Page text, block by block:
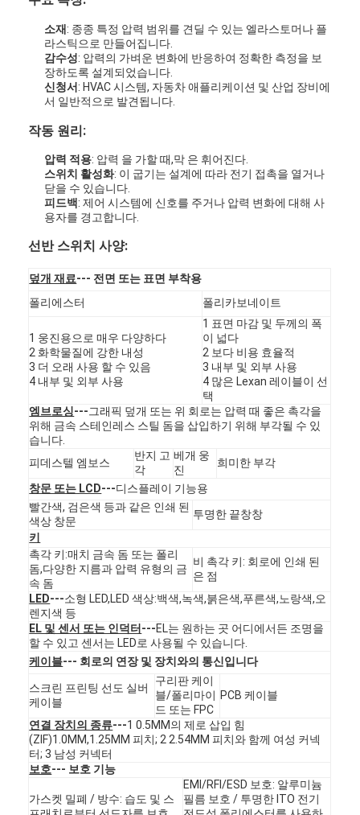
집
제품
비디오
소재 : 종종 특정 압력 범위를 견딜 수 있는 엘라스토머나 플
라스틱으로 만들어집니다.
감수성: 압력의 가벼운 변화에 반응하여 정확한 측정을 보
장하도록 설계되었습니다.
신청서 : HVAC 시스템, 자동차 애플리케이션 및 산업 장비에
서 일반적으로 발견됩니다.
작동 원리:
압력 적용: 압력 을 가할 때,막 은 휘어진다.
스위치 활성화: 이 굽기는 설계에 따라 전기 접촉을 열거나
닫을 수 있습니다.
피드백: 제어 시스템에 신호를 주거나 압력 변화에 대해 사
용자를 경고합니다.
선반 스위치 사양:
덮개 재료--- 전면 또는 표면 부착용
폴리에스터
폴리카보네이트
1 웅진용으로 매우 다양하다
2 화학물질에 강한 내성
3 더 오래 사용 할 수 있음
4 내부 및 외부 사용
1 표면 마감 및 두께의 폭
이 넓다
2 보다 비용 효율적
3 내부 및 외부 사용
4 많은 Lexan 레이블이 선
택
엠브로싱---그래픽 덮개 또는 위 회로는 압력 때 좋은 촉각을
위해 금속 스테인레스 스틸 돔을 삽입하기 위해 부각될 수 있
습니다.
피데스텔 엠보스
반지 고
각
베개 웅
진
희미한 부각
창문 또는 LCD---디스플레이 기능용
빨간색, 검은색 등과 같은 인쇄 된
색상 창문
투명한 끝창창
키
촉각 키:매치 금속 돔 또는 폴리
돔,다양한 지름과 압력 유형의 금
속 돔
비 촉각 키: 회로에 인쇄 된
은 점
LED---소형 LED,LED 색상:백색,녹색,붉은색,푸른색,노랑색,오
렌지색 등
EL 및 센서 또는 인덕터 ---EL는 원하는 곳 어디에서든 조명을
할 수 있고 센서는 LED로 사용될 수 있습니다.
케이블--- 회로의 연장 및 장치와의 통신입니다
스크린 프린팅 선도 실버
케이블
구리판 케이
블/폴리마이
드 또는 FPC
PCB 케이블
연결 장치의 종류---1 0.5MM의 제로 삽입 힘
(ZIF)1.0MM,1.25MM 피치; 2 2.54MM 피치와 함께 여성 커넥
터; 3 남성 커넥터
보호--- 보호 기능
가스켓 밀폐 / 방수: 습도 및 스
EMI/RFI/ESD 보호: 알루미늄
필름 보호 / 투명한 ITO 전기